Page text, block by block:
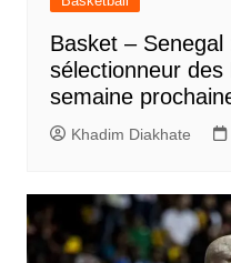
Basket –
sélectionneur
semaine
Khadim Diakhate